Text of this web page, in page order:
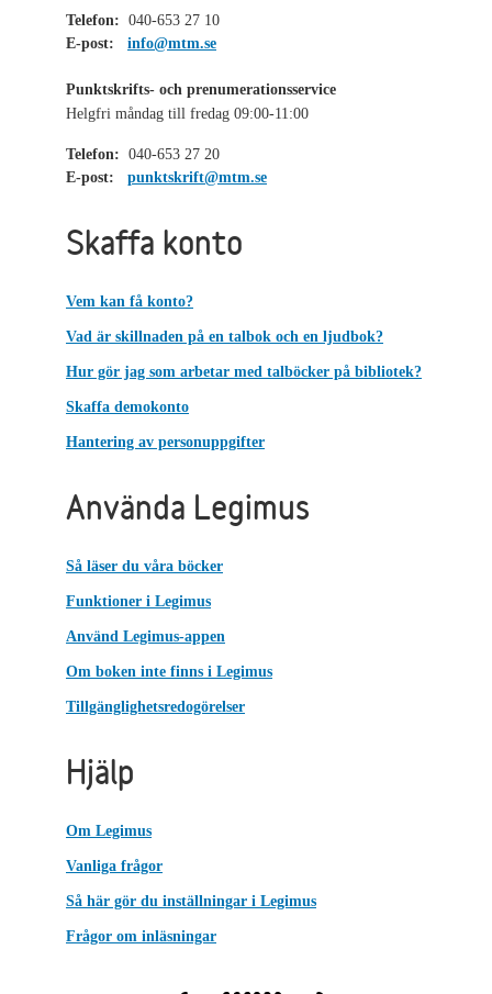
Telefon: 040-653 27 10
E-post:
info@mtm.se
Punktskrifts- och prenumerationsservice
Helgfri måndag till fredag 09:00-11:00
Telefon: 040-653 27 20
E-post:
punktskrift@mtm.se
Skaffa konto
Vem kan få konto?
Vad är skillnaden på en talbok och en ljudbok?
Hur gör jag som arbetar med talböcker på bibliotek?
Skaffa demokonto
Hantering av personuppgifter
Använda Legimus
Så läser du våra böcker
Funktioner i Legimus
Använd Legimus-appen
Om boken inte finns i Legimus
Tillgänglighetsredogörelser
Hjälp
Om Legimus
Vanliga frågor
Så här gör du inställningar i Legimus
Frågor om inläsningar